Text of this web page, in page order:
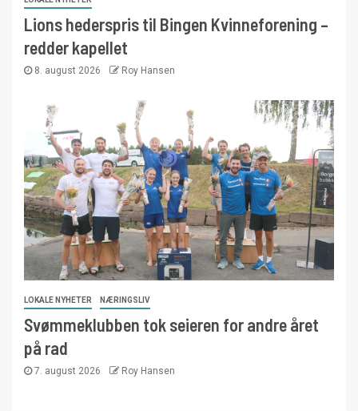
Lions hederspris til Bingen Kvinneforening –
redder kapellet
8. august 2026 Roy Hansen
LOKALE NYHETER NÆRINGSLIV
Svømmeklubben tok seieren for andre året
på rad
7. august 2026 Roy Hansen